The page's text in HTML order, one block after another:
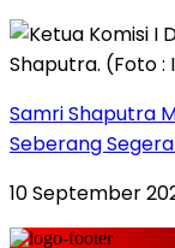
Samri Shaputra
Seberang
10 September